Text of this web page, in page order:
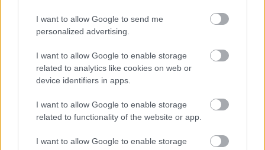
I want to allow Google to send me
personalized advertising.
I want to allow Google to enable storage
related to analytics like cookies on web or
device identifiers in apps.
I want to allow Google to enable storage
related to functionality of the website or app.
I want to allow Google to enable storage
γευμάτων από τους μαθητές θα ήταν υψηλότερα,
συνεχίζει, αν υπήρχε μια σχολική τραπεζαρία και
όχι τα παιδιά να τρώνε στο θρανίο που κάνουν τα
μαθήματά τους. Από την άλλη, καμιά σχολική
μονάδα δε διαθέτει τις κατάλληλες
εγκαταστάσεις τραπεζαρίας «ώστε να
καλλιεργηθεί η κατάλληλη κουλτούρα στους
Μπακογιάννη. Επίσης, προειδοποιεί, ότι «το